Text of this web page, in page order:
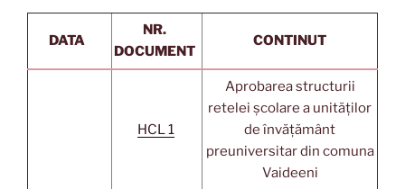
DATA
NR.
DOCUMENT
CONTINUT
HCL 1
Aprobarea structurii
retelei școlare a unităților
de învățământ
preuniversitar din comuna
Vaideeni